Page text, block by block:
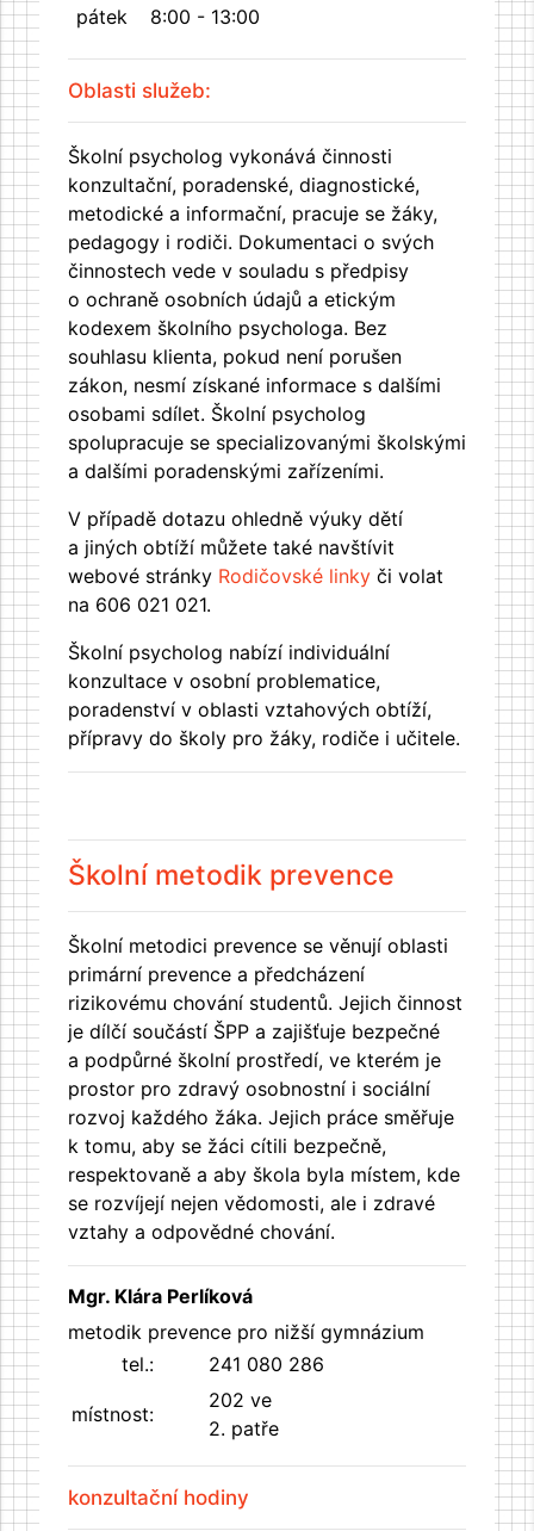
pátek 8:00 - 13:00
Oblasti služeb:
Školní psycholog vykonává činnosti
konzultační, poradenské, diagnostické,
metodické a informační, pracuje se žáky,
pedagogy i rodiči. Dokumentaci o svých
činnostech vede v souladu s předpisy
o ochraně osobních údajů a etickým
kodexem školního psychologa. Bez
souhlasu klienta, pokud není porušen
zákon, nesmí získané informace s dalšími
osobami sdílet. Školní psycholog
spolupracuje se specializovanými školskými
a dalšími poradenskými zařízeními.
V případě dotazu ohledně výuky dětí
a jiných obtíží můžete také navštívit
webové stránky Rodičovské linky či volat
na 606 021 021.
Školní psycholog nabízí individuální
konzultace v osobní problematice,
poradenství v oblasti vztahových obtíží,
přípravy do školy pro žáky, rodiče i učitele.
Školní metodik prevence
Školní metodici prevence se věnují oblasti
primární prevence a předcházení
rizikovému chování studentů. Jejich činnost
je dílčí součástí ŠPP a zajišťuje bezpečné
a podpůrné školní prostředí, ve kterém je
prostor pro zdravý osobnostní i sociální
rozvoj každého žáka. Jejich práce směřuje
k tomu, aby se žáci cítili bezpečně,
respektovaně a aby škola byla místem, kde
se rozvíjejí nejen vědomosti, ale i zdravé
vztahy a odpovědné chování.
Mgr. Klára Perlíková
metodik prevence pro nižší gymnázium
tel.:
241 080 286
místnost:
202 ve
2. patře
konzultační hodiny